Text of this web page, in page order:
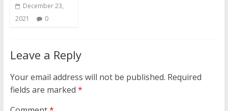
December 23,
2021
0
Leave a Reply
Your email address will not be published. Required
fields are marked *